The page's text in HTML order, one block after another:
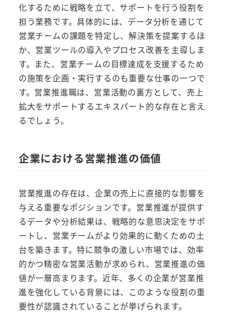
化するために戦略を立て、サポートを行う役割を
担う業務です。具体的には、データ分析を通じて
営業チームの課題を特定し、解決策を提案するほ
か、営業ツールの導入やプロセス改善を主導しま
す。また、営業チームの目標達成を支援するため
の施策を企画・実行するのも重要な仕事の一つで
す。営業推進職は、営業活動の裏方として、売上
拡大をサポートするエキスパート的な存在と言え
るでしょう。
企業における営業推進の価値
営業推進の存在は、企業の売上に直接的な影響を
与える重要なポジションです。営業推進が提供す
るデータや分析結果は、戦略的な意思決定をサポ
ートし、営業チームがより効果的に動くための土
台を築きます。特に競争の激しい市場では、効率
的かつ精密な営業活動が求められ、営業推進の価
値が一層高まります。近年、多くの企業が営業推
進を強化している背景には、このような役割の重
要性が認識されていることが挙げられます。